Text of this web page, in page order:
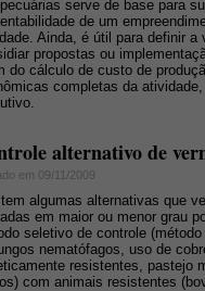
serve de base para
de um
Ainda, é útil para definir
propostas ou
do cálculo de custo de
completas da
alternativo de
em 09/11/2009
algumas alternativas que
em maior ou menor grau
seletivo de controle
nematófagos, uso de
resistentes, pastejo
com animais resistentes